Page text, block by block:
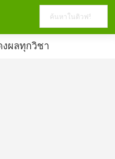
website
งผลทุกวิชา